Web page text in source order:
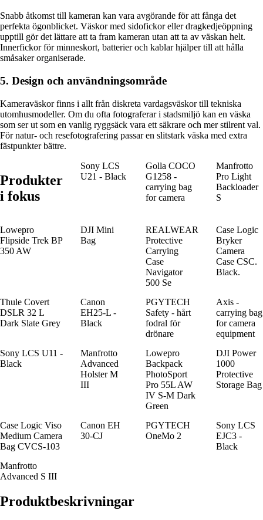
Snabb åtkomst till kameran kan vara avgörande för att fånga det
perfekta ögonblicket. Väskor med sidofickor eller dragkedjeöppning
upptill gör det lättare att ta fram kameran utan att ta av väskan helt.
Innerfickor för minneskort, batterier och kablar hjälper till att hålla
småsaker organiserade.
5. Design och användningsområde
Kameraväskor finns i allt från diskreta vardagsväskor till tekniska
utomhusmodeller. Om du ofta fotograferar i stadsmiljö kan en väska
som ser ut som en vanlig ryggsäck vara ett säkrare och mer stilrent val.
För natur- och resefotografering passar en slitstark väska med extra
fästpunkter bättre.
Produkter
i fokus
Sony LCS
U21 - Black
Golla COCO
G1258 -
carrying bag
for camera
Manfrotto
Pro Light
Backloader
S
Lowepro
Flipside Trek BP
350 AW
DJI Mini
Bag
REALWEAR
Protective
Carrying
Case
Navigator
500 Se
Case Logic
Bryker
Camera
Case CSC.
Black.
Thule Covert
DSLR 32 L
Dark Slate Grey
Canon
EH25-L -
Black
PGYTECH
Safety - hårt
fodral för
drönare
Axis -
carrying bag
for camera
equipment
Sony LCS U11 -
Black
Manfrotto
Advanced
Holster M
III
Lowepro
Backpack
PhotoSport
Pro 55L AW
IV S-M Dark
Green
DJI Power
1000
Protective
Storage Bag
Case Logic Viso
Medium Camera
Bag CVCS-103
Canon EH
30-CJ
PGYTECH
OneMo 2
Sony LCS
EJC3 -
Black
Manfrotto
Advanced S III
Produktbeskrivningar